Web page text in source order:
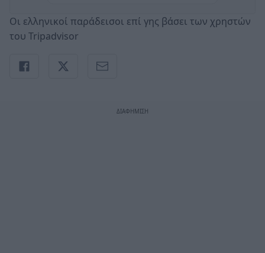
Οι ελληνικοί παράδεισοι επί γης βάσει των χρηστών
του Tripadvisor